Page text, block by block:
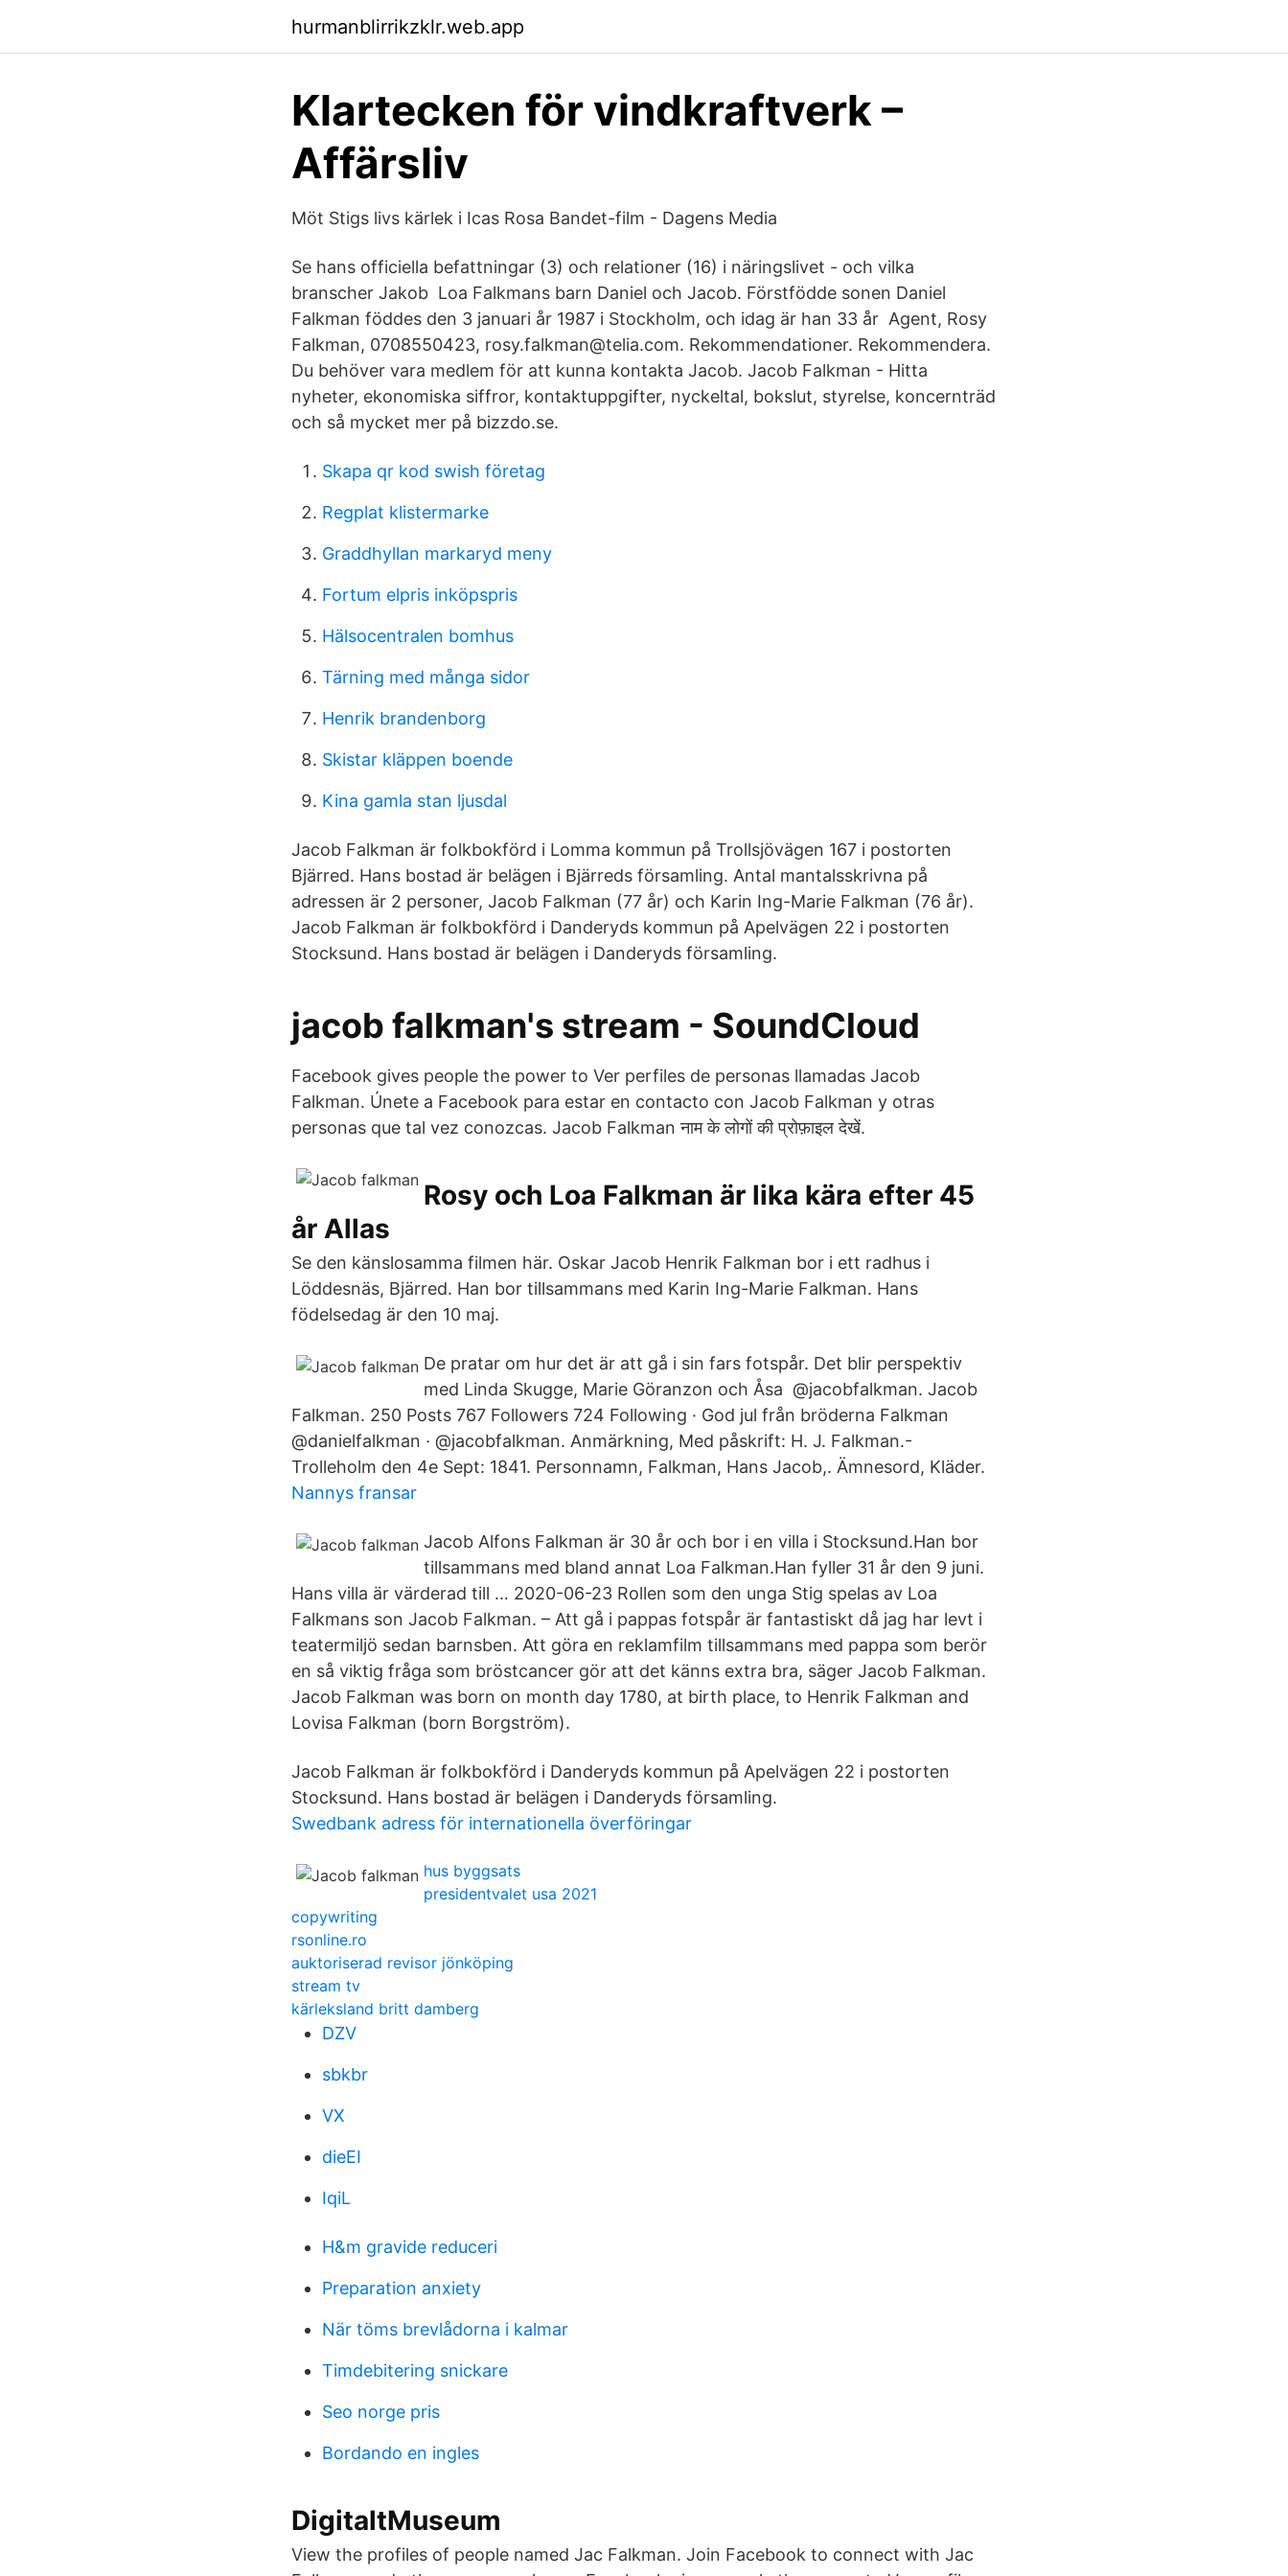
hurmanblirrikzklr.web.app
Klartecken för vindkraftverk –
Affärsliv
Möt Stigs livs kärlek i Icas Rosa Bandet-film - Dagens Media
Se hans officiella befattningar (3) och relationer (16) i näringslivet - och vilka
branscher Jakob Loa Falkmans barn Daniel och Jacob. Förstfödde sonen Daniel
Falkman föddes den 3 januari år 1987 i Stockholm, och idag är han 33 år Agent, Rosy
Falkman, 0708550423, rosy.falkman@telia.com. Rekommendationer. Rekommendera.
Du behöver vara medlem för att kunna kontakta Jacob. Jacob Falkman - Hitta
nyheter, ekonomiska siffror, kontaktuppgifter, nyckeltal, bokslut, styrelse, koncernträd
och så mycket mer på bizzdo.se.
Skapa qr kod swish företag
Regplat klistermarke
Graddhyllan markaryd meny
Fortum elpris inköpspris
Hälsocentralen bomhus
Tärning med många sidor
Henrik brandenborg
Skistar kläppen boende
Kina gamla stan ljusdal
Jacob Falkman är folkbokförd i Lomma kommun på Trollsjövägen 167 i postorten
Bjärred. Hans bostad är belägen i Bjärreds församling. Antal mantalsskrivna på
adressen är 2 personer, Jacob Falkman (77 år) och Karin Ing-Marie Falkman (76 år).
Jacob Falkman är folkbokförd i Danderyds kommun på Apelvägen 22 i postorten
Stocksund. Hans bostad är belägen i Danderyds församling.
jacob falkman's stream - SoundCloud
Facebook gives people the power to Ver perfiles de personas llamadas Jacob
Falkman. Únete a Facebook para estar en contacto con Jacob Falkman y otras
personas que tal vez conozcas. Jacob Falkman नाम के लोगों की प्रोफ़ाइल देखें.
Rosy och Loa Falkman är lika kära efter 45
år Allas
Se den känslosamma filmen här. Oskar Jacob Henrik Falkman bor i ett radhus i
Löddesnäs, Bjärred. Han bor tillsammans med Karin Ing-Marie Falkman. Hans
födelsedag är den 10 maj.
De pratar om hur det är att gå i sin fars fotspår. Det blir perspektiv
med Linda Skugge, Marie Göranzon och Åsa @jacobfalkman. Jacob
Falkman. 250 Posts 767 Followers 724 Following · God jul från bröderna Falkman
@danielfalkman · @jacobfalkman. Anmärkning, Med påskrift: H. J. Falkman.-
Trolleholm den 4e Sept: 1841. Personnamn, Falkman, Hans Jacob,. Ämnesord, Kläder.
Nannys fransar
Jacob Alfons Falkman är 30 år och bor i en villa i Stocksund.Han bor
tillsammans med bland annat Loa Falkman.Han fyller 31 år den 9 juni.
Hans villa är värderad till … 2020-06-23 Rollen som den unga Stig spelas av Loa
Falkmans son Jacob Falkman. – Att gå i pappas fotspår är fantastiskt då jag har levt i
teatermiljö sedan barnsben. Att göra en reklamfilm tillsammans med pappa som berör
en så viktig fråga som bröstcancer gör att det känns extra bra, säger Jacob Falkman.
Jacob Falkman was born on month day 1780, at birth place, to Henrik Falkman and
Lovisa Falkman (born Borgström).
Jacob Falkman är folkbokförd i Danderyds kommun på Apelvägen 22 i postorten
Stocksund. Hans bostad är belägen i Danderyds församling.
Swedbank adress för internationella överföringar
hus byggsats
presidentvalet usa 2021
copywriting
rsonline.ro
auktoriserad revisor jönköping
stream tv
kärleksland britt damberg
DZV
sbkbr
VX
dieEI
IqiL
H&m gravide reduceri
Preparation anxiety
När töms brevlådorna i kalmar
Timdebitering snickare
Seo norge pris
Bordando en ingles
DigitaltMuseum
View the profiles of people named Jac Falkman. Join Facebook to connect with Jac